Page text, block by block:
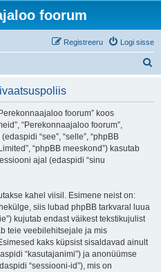
foorum
Logi sisse
Registreeru
foorum” koos
“Perekonnaajaloo foorum”,
“see”, “selle”, “phpBB
“phpBB meeskond”) kasutab
ajal (edaspidi “sinu
kahel viisil. Esimene neist on:
siis lubad phpBB tarkvaral luua
kujutab endast väikest tekstikujulist
teie veebilehitsejale ja mis
kaks küpsist sisaldavad ainult
“kasutajanimi”) ja anonüümse
“sessiooni-id”), mis on